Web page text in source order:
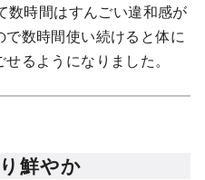
時間はすんごい違和感が
数時間使い続けると体に
るようになりました。
鮮やか